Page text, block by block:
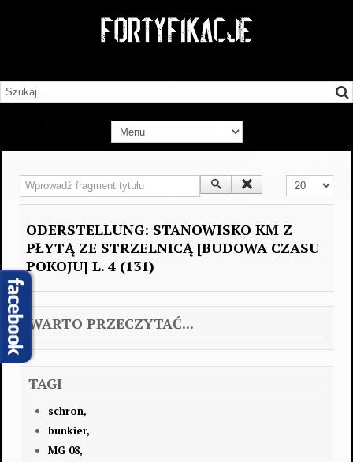
Wprowadź fragment tytułu Pokaż #
ODERSTELLUNG: STANOWISKO KM Z
PŁYTĄ ZE STRZELNICĄ [BUDOWA CZASU
POKOJU] L. 4 (131)
WARTO PRZECZYTAĆ...
TAGI
schron,
bunkier,
MG 08,